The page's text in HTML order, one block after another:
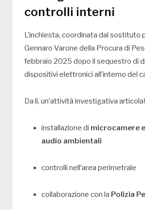
controlli interni
L’inchiesta, coordinata dal sostituto
Gennaro Varone della Procura di
febbraio 2025 dopo il sequestro di
dispositivi elettronici all’interno del
Da lì, un’attività investigativa
installazione di microcamere
audio ambientali
controlli nell’area perimetrale
collaborazione con la Polizia